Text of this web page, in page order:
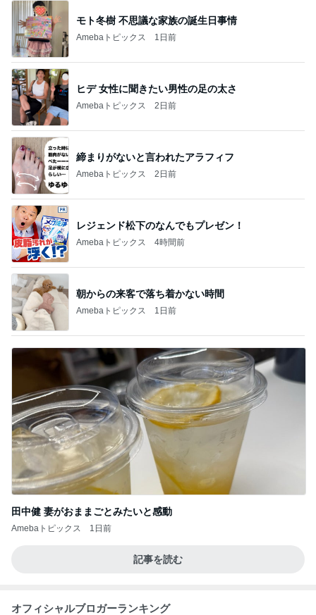
モト冬樹 不思議な家族の誕生日事情
Amebaトピックス 1日前
ヒデ 女性に聞きたい男性の足の太さ
Amebaトピックス 2日前
締まりがないと言われたアラフィフ
Amebaトピックス 2日前
レジェンド松下のなんでもプレゼン！
Amebaトピックス 4時間前
朝からの来客で落ち着かない時間
Amebaトピックス 1日前
田中健 妻がおままごとみたいと感動
Amebaトピックス 1日前
記事を読む
オフィシャルブロガーランキング